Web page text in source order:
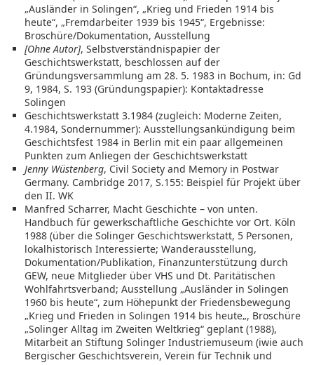
„Ausländer in Solingen“, „Krieg und Frieden 1914 bis
heute“, „Fremdarbeiter 1939 bis 1945“, Ergebnisse:
Broschüre/Dokumentation, Ausstellung
[Ohne Autor], Selbstverständnispapier der
Geschichtswerkstatt, beschlossen auf der
Gründungsversammlung am 28. 5. 1983 in Bochum, in: Gd
9, 1984, S. 193 (Gründungspapier): Kontaktadresse
Solingen
Geschichtswerkstatt 3.1984 (zugleich: Moderne Zeiten,
4.1984, Sondernummer): Ausstellungsankündigung beim
Geschichtsfest 1984 in Berlin mit ein paar allgemeinen
Punkten zum Anliegen der Geschichtswerkstatt
Jenny Wüstenberg, Civil Society and Memory in Postwar
Germany. Cambridge 2017, S.155: Beispiel für Projekt über
den II. WK
Manfred Scharrer, Macht Geschichte – von unten.
Handbuch für gewerkschaftliche Geschichte vor Ort. Köln
1988 (über die Solinger Geschichtswerkstatt, 5 Personen,
lokalhistorisch Interessierte; Wanderausstellung,
Dokumentation/Publikation, Finanzunterstützung durch
GEW, neue Mitglieder über VHS und Dt. Paritätischen
Wohlfahrtsverband; Ausstellung „Ausländer in Solingen
1960 bis heute“, zum Höhepunkt der Friedensbewegung
„Krieg und Frieden in Solingen 1914 bis heute„, Broschüre
„Solinger Alltag im Zweiten Weltkrieg“ geplant (1988),
Mitarbeit an Stiftung Solinger Industriemuseum (iwie auch
Bergischer Geschichtsverein, Verein für Technik und